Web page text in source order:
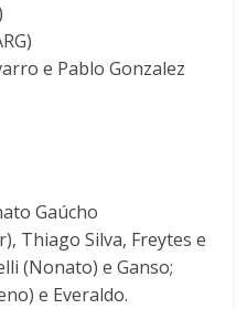
e Pablo Gonzalez
Gaúcho
Thiago Silva, Freytes e
(Nonato) e Ganso;
e Everaldo.